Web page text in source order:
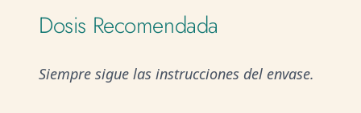
Dosis Recomendada
Siempre sigue las instrucciones del envase.